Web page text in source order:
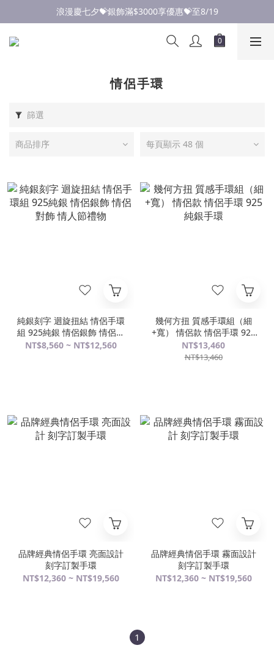
點此加入LINE✅好友領取首購優惠券
浪漫慶七夕💝銀飾滿$3000享優惠💝至8/19
點此加入LINE✅好友領取首購優惠券
情侶手環
篩選
商品排序 每頁顯示 48 個
純銀刻字 迴旋扭結 情侶手環
組 925純銀 情侶銀飾 情侶對
飾 情人節禮物
NT$8,560 ~ NT$12,560
幾何方扭 質感手環組（細
+寬） 情侶款 情侶手環 925
純銀手環
NT$13,460
NT$13,460
品牌經典情侶手環 亮面設計
刻字訂製手環
NT$12,360 ~ NT$19,560
品牌經典情侶手環 霧面設計
刻字訂製手環
NT$12,360 ~ NT$19,560
1